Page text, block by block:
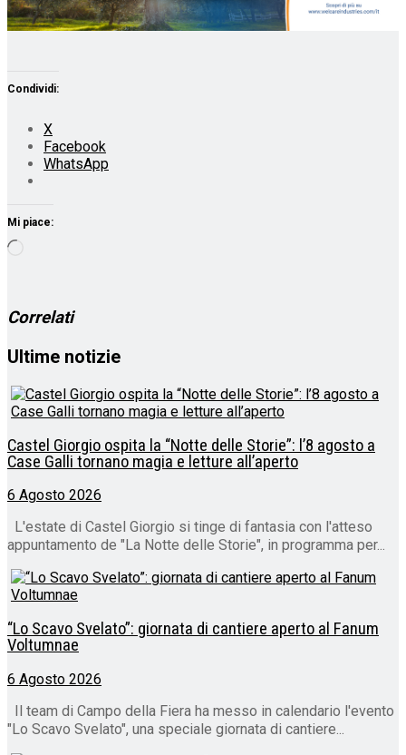
Condividi:
X
Facebook
WhatsApp
Mi piace:
Correlati
Ultime notizie
Castel Giorgio ospita la “Notte delle Storie”: l’8 agosto a
Case Galli tornano magia e letture all’aperto
6 Agosto 2026
L'estate di Castel Giorgio si tinge di fantasia con l'atteso
appuntamento de "La Notte delle Storie", in programma per...
“Lo Scavo Svelato”: giornata di cantiere aperto al Fanum
Voltumnae
6 Agosto 2026
Il team di Campo della Fiera ha messo in calendario l'evento
"Lo Scavo Svelato", una speciale giornata di cantiere...